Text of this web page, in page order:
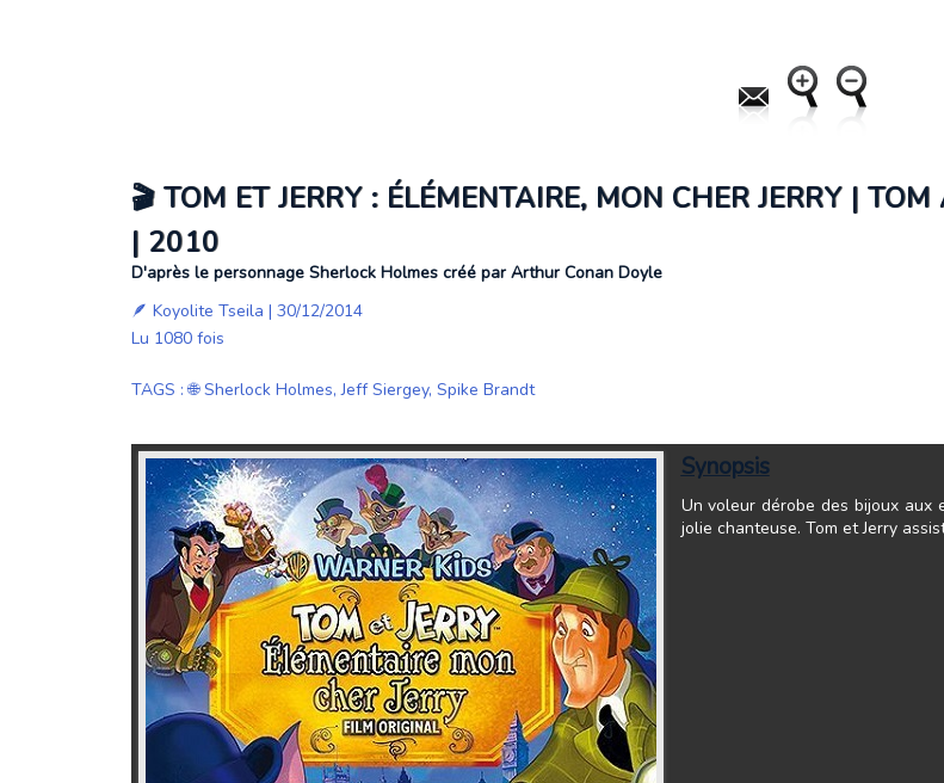
🎬 TOM ET JERRY : ÉLÉMENTAIRE, MON CHER JERRY |
| 2010
D'après le personnage Sherlock Holmes créé par Arthur Conan Doyle
🪶 Koyolite Tseila | 30/12/2014
Lu 1080 fois
TAGS :🌐 Sherlock Holmes,Jeff Siergey, Spike Brandt
Synopsis
Un voleur dérobe des bijoux aux
jolie chanteuse. Tom et Jerry